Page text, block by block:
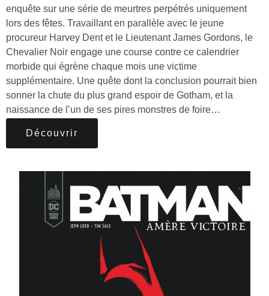
enquête sur une série de meurtres perpétrés uniquement
lors des fêtes. Travaillant en parallèle avec le jeune
procureur Harvey Dent et le Lieutenant James Gordons, le
Chevalier Noir engage une course contre ce calendrier
morbide qui égrène chaque mois une victime
supplémentaire. Une quête dont la conclusion pourrait bien
sonner la chute du plus grand espoir de Gotham, et la
naissance de l’un de ses pires monstres de foire…
Découvrir